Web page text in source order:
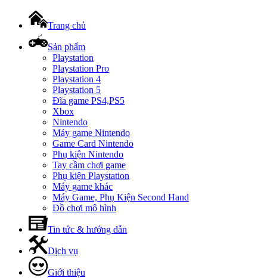
Trang chủ
Sản phẩm
Playstation
Playstation Pro
Playstation 4
Playstation 5
Đĩa game PS4,PS5
Xbox
Nintendo
Máy game Nintendo
Game Card Nintendo
Phụ kiện Nintendo
Tay cầm chơi game
Phụ kiện Playstation
Máy game khác
Máy Game, Phụ Kiện Second Hand
Đồ chơi mô hình
Tin tức & hướng dẫn
Dịch vụ
Giới thiệu